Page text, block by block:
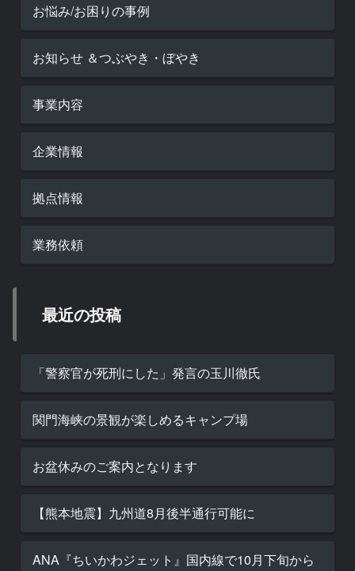
お悩み/お困りの事例
お知らせ ＆つぶやき・ぼやき
事業内容
企業情報
拠点情報
業務依頼
最近の投稿
「警察官が死刑にした」発言の玉川徹氏
関門海峡の景観が楽しめるキャンプ場
お盆休みのご案内となります
【熊本地震】九州道8月後半通行可能に
ANA『ちいかわジェット』国内線で10月下旬から